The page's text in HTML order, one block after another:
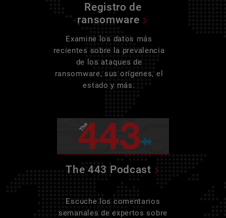
Registro de
ransomware
Examine los datos más
recientes sobre la prevalencia
de los ataques de
ransomware, sus orígenes, el
estado y más.
The 443 Podcast
Escuche los comentarios
semanales de expertos sobre